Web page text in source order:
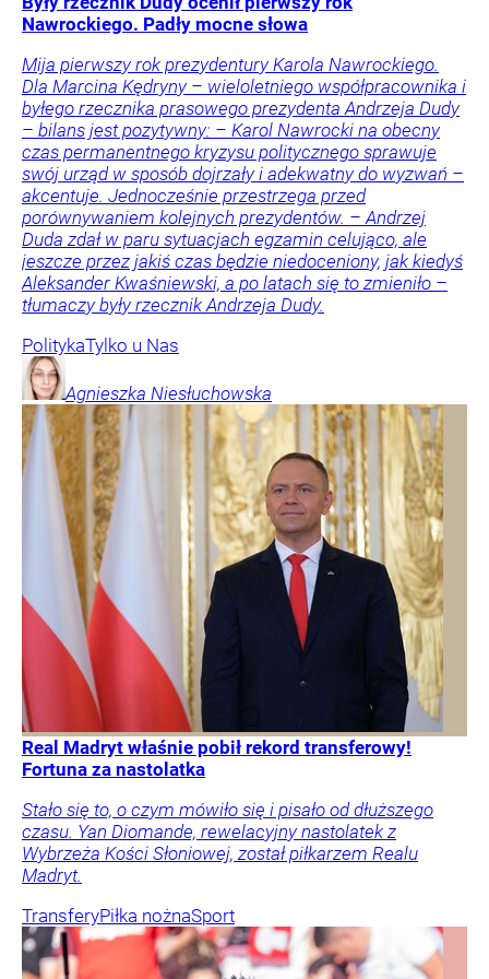
Nawrockiego. Padły mocne słowa
Mija pierwszy rok prezydentury Karola Nawrockiego.
Dla Marcina Kędryny – wieloletniego współpracownika i
byłego rzecznika prasowego prezydenta Andrzeja Dudy
– bilans jest pozytywny: – Karol Nawrocki na obecny
czas permanentnego kryzysu politycznego sprawuje
swój urząd w sposób dojrzały i adekwatny do wyzwań –
akcentuje. Jednocześnie przestrzega przed
porównywaniem kolejnych prezydentów. – Andrzej
Duda zdał w paru sytuacjach egzamin celująco, ale
jeszcze przez jakiś czas będzie niedoceniony, jak kiedyś
Aleksander Kwaśniewski, a po latach się to zmieniło –
tłumaczy były rzecznik Andrzeja Dudy.
PolitykaTylko u Nas
Agnieszka Niesłuchowska
Real Madryt właśnie pobił rekord transferowy!
Fortuna za nastolatka
Stało się to, o czym mówiło się i pisało od dłuższego
czasu. Yan Diomande, rewelacyjny nastolatek z
Wybrzeża Kości Słoniowej, został piłkarzem Realu
Madryt.
TransferyPiłka nożnaSport